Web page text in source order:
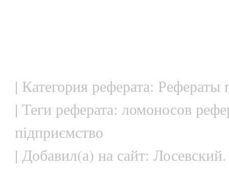
| Категория реферата: Рефераты
| Теги реферата: ломоносов
підприємство
| Добавил(а) на сайт: Лосевский.